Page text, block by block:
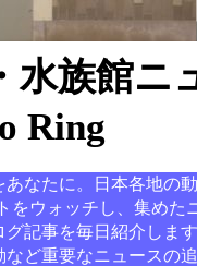
水族館ニ
Ring
あなたに。日本各地の
をウォッチし、集めた
記事を毎日紹介しま
など重要なニュースの